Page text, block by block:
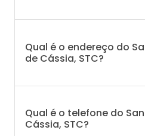
Qual é o endereço do
de Cássia, STC?
Qual é o telefone do
Cássia, STC?